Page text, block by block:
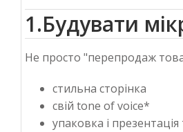
1.Будувати
Не просто "перепродаж
стильна сторінка
свій tone of voice*
упаковка і